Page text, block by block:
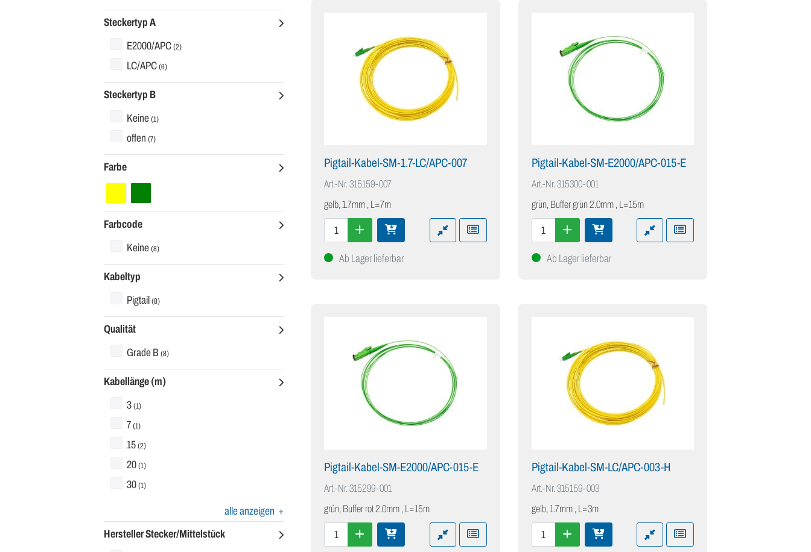
Steckertyp A
E2000/APC (2)
LC/APC (6)
Steckertyp B
Keine (1)
offen (7)
Farbe
Farbcode
Keine (8)
Kabeltyp
Pigtail (8)
Qualität
Grade B (8)
Kabellänge (m)
3 (1)
7(1)
15 (2)
20 (1)
30 (1)
alle anzeigen +
Hersteller Stecker/Mittelstück
Pigtail-Kabel-SM-1.7-LC/APC-007
Art.-Nr.315159-007
gelb, 1.7mm , L=7m
Ab Lager lieferbar
Pigtail-Kabel-SM-E2000/APC-015-E
Art.-Nr.315300-001
grün, Buffer grün 2.0mm , L=15m
Ab Lager lieferbar
Pigtail-Kabel-SM-E2000/APC-015-E
Art.-Nr.315299-001
grün, Buffer rot 2.0mm , L=15m
Pigtail-Kabel-SM-LC/APC-003-H
Art.-Nr.315159-003
gelb, 1.7mm , L=3m